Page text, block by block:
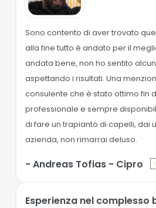
Sono contento di aver trovato
alla fine tutto è andato per il
andata bene, non ho sentito
aspettando i risultati. Una
consulente che è stato ottimo fin
professionale e sempre
di fare un trapianto di capelli, dai
azienda, non rimarrai deluso.
- Andreas Tofias - Cipro
Esperienza nel complesso